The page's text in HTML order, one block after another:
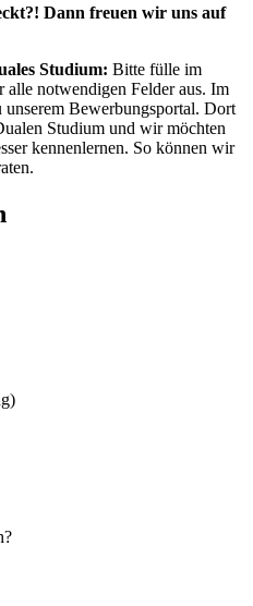
Dann freuen wir uns auf
Studium: Bitte fülle im
notwendigen Felder aus. Im
Bewerbungsportal. Dort
Studium und wir möchten
kennenlernen. So können wir